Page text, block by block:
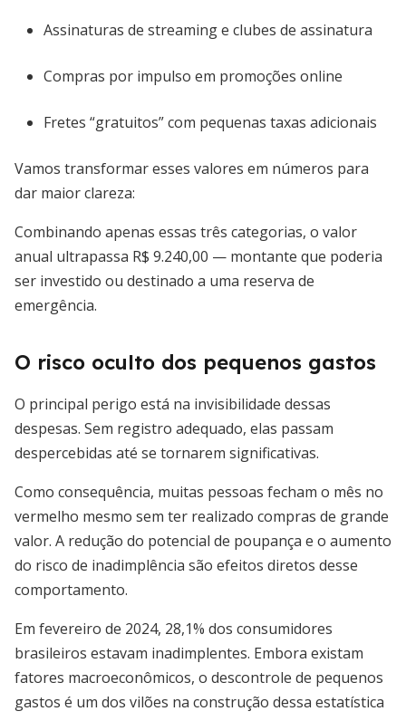
Assinaturas de streaming e clubes de assinatura
Compras por impulso em promoções online
Fretes “gratuitos” com pequenas taxas adicionais
Vamos transformar esses valores em números para
dar maior clareza:
Combinando apenas essas três categorias, o valor
anual ultrapassa R$ 9.240,00 — montante que poderia
ser investido ou destinado a uma reserva de
emergência.
O risco oculto dos pequenos gastos
O principal perigo está na invisibilidade dessas
despesas. Sem registro adequado, elas passam
despercebidas até se tornarem significativas.
Como consequência, muitas pessoas fecham o mês no
vermelho mesmo sem ter realizado compras de grande
valor. A redução do potencial de poupança e o aumento
do risco de inadimplência são efeitos diretos desse
comportamento.
Em fevereiro de 2024, 28,1% dos consumidores
brasileiros estavam inadimplentes. Embora existam
fatores macroeconômicos, o descontrole de pequenos
gastos é um dos vilões na construção dessa estatística